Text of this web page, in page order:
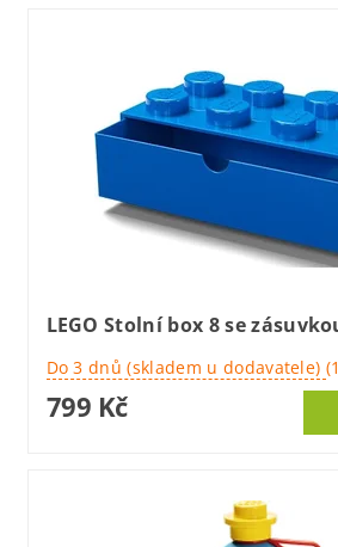
LEGO Stolní box 8 se
Do 3 dnů (skladem u dodavatele)
799 Kč